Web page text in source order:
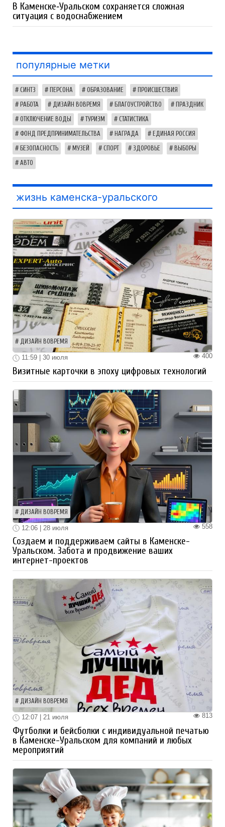
В Каменске‑Уральском сохраняется сложная
ситуация с водоснабжением
популярные метки
СИНТЗ ПЕРСОНА ОБРАЗОВАНИЕ ПРОИСШЕСТВИЯ
РАБОТА ДИЗАЙН ВОВРЕМЯ БЛАГОУСТРОЙСТВО ПРАЗДНИК
ОТКЛЮЧЕНИЕ ВОДЫ ТУРИЗМ СТАТИСТИКА
ФОНД ПРЕДПРИНИМАТЕЛЬСТВА НАГРАДА ЕДИНАЯ РОССИЯ
БЕЗОПАСНОСТЬ МУЗЕЙ СПОРТ ЗДОРОВЬЕ ВЫБОРЫ
АВТО
жизнь каменска-уральского
ДИЗАЙН ВОВРЕМЯ
400
11:59 | 30 июля
Визитные карточки в эпоху цифровых технологий
ДИЗАЙН ВОВРЕМЯ
558
12:06 | 28 июля
Создаем и поддерживаем сайты в Каменске-
Уральском. Забота и продвижение ваших
интернет-проектов
ДИЗАЙН ВОВРЕМЯ
813
12:07 | 21 июля
Футболки и бейсболки с индивидуальной печатью
в Каменске-Уральском для компаний и любых
мероприятий